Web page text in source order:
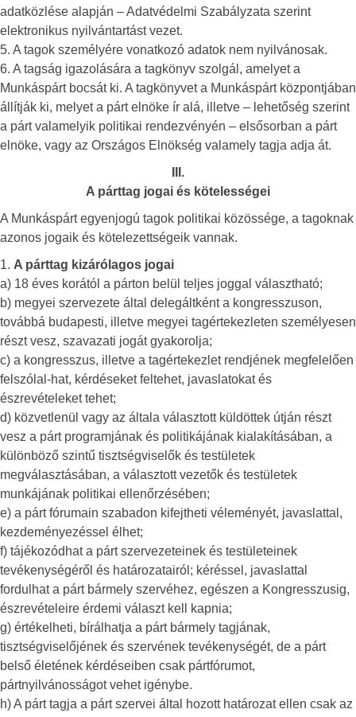
adatközlése alapján – Adatvédelmi Szabályzata szerint
elektronikus nyilvántartást vezet.
5. A tagok személyére vonatkozó adatok nem nyilvánosak.
6. A tagság igazolására a tagkönyv szolgál, amelyet a
Munkáspárt bocsát ki. A tagkönyvet a Munkáspárt központjában
állítják ki, melyet a párt elnöke ír alá, illetve – lehetőség szerint
a párt valamelyik politikai rendezvényén – elsősorban a párt
elnöke, vagy az Országos Elnökség valamely tagja adja át.
III.
A párttag jogai és kötelességei
A Munkáspárt egyenjogú tagok politikai közössége, a tagoknak
azonos jogaik és kötelezettségeik vannak.
1. A párttag kizárólagos jogai
a) 18 éves korától a párton belül teljes joggal választható;
b) megyei szervezete által delegáltként a kongresszuson,
továbbá budapesti, illetve megyei tagértekezleten személyesen
részt vesz, szavazati jogát gyakorolja;
c) a kongresszus, illetve a tagértekezlet rendjének megfelelően
felszólal-hat, kérdéseket feltehet, javaslatokat és
észrevételeket tehet;
d) közvetlenül vagy az általa választott küldöttek útján részt
vesz a párt programjának és politikájának kialakításában, a
különböző szintű tisztségviselők és testületek
megválasztásában, a választott vezetők és testületek
munkájának politikai ellenőrzésében;
e) a párt fórumain szabadon kifejtheti véleményét, javaslattal,
kezdeményezéssel élhet;
f) tájékozódhat a párt szervezeteinek és testületeinek
tevékenységéről és határozatairól; kéréssel, javaslattal
fordulhat a párt bármely szervéhez, egészen a Kongresszusig,
észrevételeire érdemi választ kell kapnia;
g) értékelheti, bírálhatja a párt bármely tagjának,
tisztségviselőjének és szervének tevékenységét, de a párt
belső életének kérdéseiben csak pártfórumot,
pártnyilvánosságot vehet igénybe.
h) A párt tagja a párt szervei által hozott határozat ellen csak az